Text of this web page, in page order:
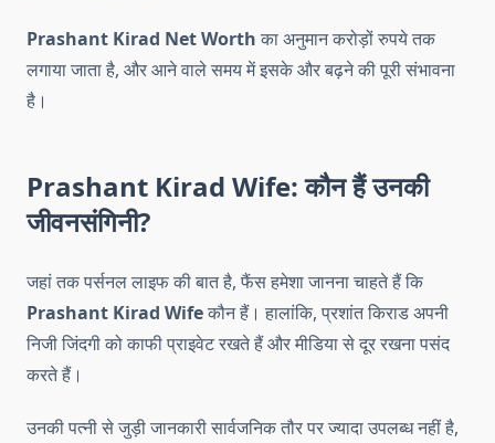
Prashant Kirad Net Worth का अनुमान करोड़ों रुपये तक
लगाया जाता है, और आने वाले समय में इसके और बढ़ने की पूरी संभावना
है।
Prashant Kirad Wife: कौन हैं उनकी
जीवनसंगिनी?
जहां तक पर्सनल लाइफ की बात है, फैंस हमेशा जानना चाहते हैं कि
Prashant Kirad Wifeकौन हैं। हालांकि, प्रशांत किराड अपनी
निजी जिंदगी को काफी प्राइवेट रखते हैं और मीडिया से दूर रखना पसंद
करते हैं।
उनकी पत्नी से जुड़ी जानकारी सार्वजनिक तौर पर ज्यादा उपलब्ध नहीं है,